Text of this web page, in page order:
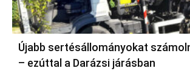
Újabb sertésállományokat
– ezúttal a Darázsi járásban